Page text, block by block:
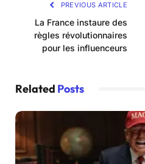
PREVIOUS ARTICLE
La France instaure des
règles révolutionnaires
pour les influenceurs
Related Posts